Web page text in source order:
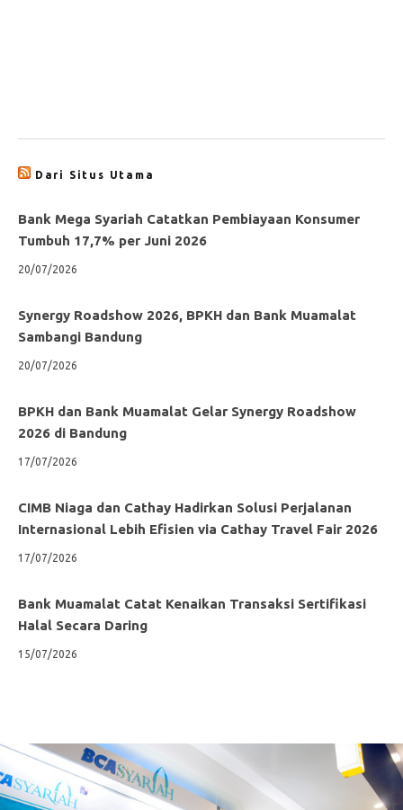
Dari Situs Utama
Bank Mega Syariah Catatkan Pembiayaan Konsumer
Tumbuh 17,7% per Juni 2026
20/07/2026
Synergy Roadshow 2026, BPKH dan Bank Muamalat
Sambangi Bandung
20/07/2026
BPKH dan Bank Muamalat Gelar Synergy Roadshow
2026 di Bandung
17/07/2026
CIMB Niaga dan Cathay Hadirkan Solusi Perjalanan
Internasional Lebih Efisien via Cathay Travel Fair 2026
17/07/2026
Bank Muamalat Catat Kenaikan Transaksi Sertifikasi
Halal Secara Daring
15/07/2026